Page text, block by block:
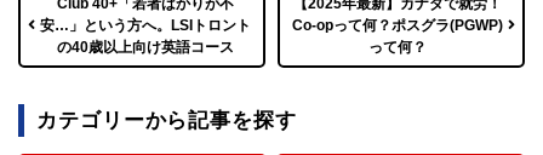
Club 40+「若者ばかりが不
安…」という方へ。LSIトロント
の40歳以上向け英語コース
【2025年最新】カナダで就労！
Co-opって何？ポスグラ(PGWP)
って何？
カテゴリーから記事を探す